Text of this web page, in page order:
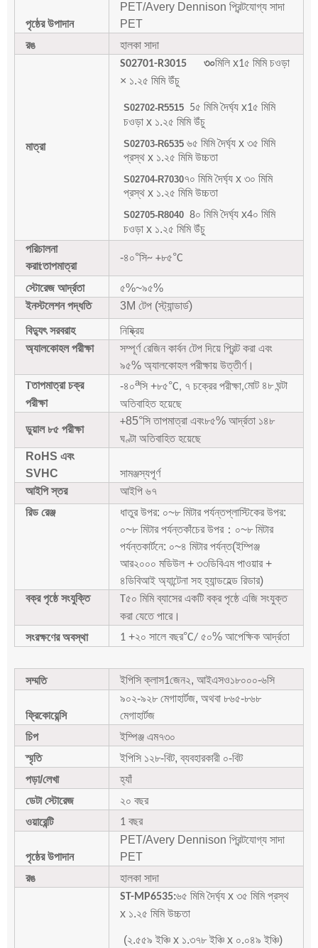
পৃষ্ঠের উপাদান
PET/Avery Dennison প্রিন্টযোগ্য সাদা
PET
রঙ
হালকা সাদা
মাত্রা
S02701-R3015 ৩০মিলি x1৫ মিমি চওড়া
× ১.২৫ মিমি উঁচু
S02702-R5515 5৫ মিমি দৈর্ঘ্য x1৫ মিমি
চওড়া x ১.২৫ মিমি উঁচু
S02703-R6535 ৬৫ মিমি দৈর্ঘ্য x ৩৫ মিমি
প্রস্থ x ১.২৫ মিমি উচ্চতা
S02704-R7030৭০ মিমি দৈর্ঘ্য x ৩০ মিমি
প্রস্থ x ১.২৫ মিমি উচ্চতা
S02705-R8040 8০ মিমি দৈর্ঘ্য x4০ মিমি
চওড়া x ১.২৫ মিমি উঁচু
পরিচালনা
করাtতাপমাত্রা
-৪০°সি~ +৮৫°C
স্টোরেজ আর্দ্রতা
৫%~৯৫%
ইনস্টলেশন পদ্ধতি
3M টেপ (স্ট্যান্ডার্ড)
বিদ্যুৎ সরবরাহ
নিষ্ক্রিয়
অ্যালকোহল পরীক্ষা
সম্পূর্ণ রেজিন কার্বন টেপ দিয়ে প্রিন্ট করা এবং
৯৫% অ্যালকোহল পরীক্ষায় উত্তীর্ণ।
Tতাপমাত্রা চক্র
পরীক্ষা
-৪০aসি +৮৫°C, ৭ চক্রের পরীক্ষা,মোট ৪৮ ঘন্টা
অতিবাহিত হয়েছে
ডুয়াল ৮৫ পরীক্ষা
+85°সি তাপমাত্রা এবং৮৫% আর্দ্রতা ১৪৮
ঘণ্টা অতিবাহিত হয়েছে
RoHS এবং
SVHC
সামঞ্জস্যপূর্ণ
আইপি স্তর
আইপি ৬৭
রিড রেঞ্জ
ধাতুর উপর: ০~৮ মিটার পর্যন্তপ্লাস্টিকের উপর:
০~৮ মিটার পর্যন্তকাঁচের উপর： ০~৮ মিটার
পর্যন্তকার্টনে: ০~৪ মিটার পর্যন্ত(ইম্পিঞ্জ
আর২০০০ মডিউল + ৩৩ডিবিএম পাওয়ার +
৪ডিবিআই অ্যান্টেনা সহ হ্যান্ডহেল্ড রিডার)
বক্র পৃষ্ঠে সংযুক্তি
৫০ মিমি ব্যাসের একটি বক্র পৃষ্ঠে এজি সংযুক্ত
করা যেতে পারে।
সংরক্ষণের অবস্থা
1 +২০ সালে বছর°C/ ৫০% আপেক্ষিক আর্দ্রতা
সম্মতি ইপিসি ক্লাস1জেন২, আইএসও১৮০০০-৬সি
ফ্রিকোয়েন্সি
৯০২-৯২৮ মেগাহার্টজ, অথবা ৮৬৫-৮৬৮
মেগাহার্টজ
চিপ
ইম্পিঞ্জ এম৭৩০
স্মৃতি
ইপিসি ১২৮-বিট, ব্যবহারকারী ০-বিট
পড়া/লেখা
হ্যাঁ
ডেটা স্টোরেজ
২০ বছর
ওয়ারেন্টি
1 বছর
পৃষ্ঠের উপাদান
PET/Avery Dennison প্রিন্টযোগ্য সাদা
PET
রঙ
হালকা সাদা
ST-MP6535:৬৫ মিমি দৈর্ঘ্য x ৩৫ মিমি প্রস্থ
x ১.২৫ মিমি উচ্চতা
(২.৫৫৯ ইঞ্চি x ১.৩৭৮ ইঞ্চি x ০.০৪৯ ইঞ্চি)